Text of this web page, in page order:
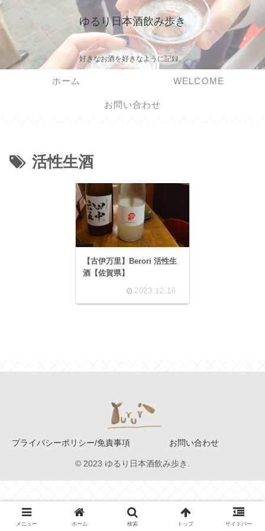
ゆるり日本酒飲み歩き
好きなお酒を好きなように記録。
ホーム WELCOME
お問い合わせ
活性生酒
【古伊万里】Berori 活性生
酒【佐賀県】
2023.12.16
プライバシーポリシー/免責事項 お問い合わせ
© 2023 ゆるり日本酒飲み歩き.
メニュー ホーム 検索 トップ サイドバー